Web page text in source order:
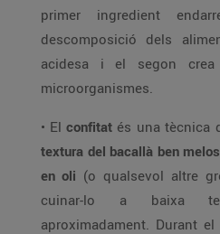
primer ingredient
descomposició dels
acidesa i el segon
microorganismes.
• El confitat és una tècnica
textura del bacallà ben
en oli (o qualsevol altre
cuinar-lo a baixa
aproximadament. Durant